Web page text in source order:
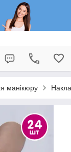
манікюру